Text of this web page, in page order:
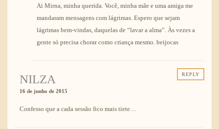
Ai Mirna, minha querida. Você, minha mãe e uma amiga me
mandaram mensagens com lágrimas. Espero que sejam
lágrimas bem-vindas, daquelas de “lavar a alma”. Às vezes a
gente só precisa chorar como criança mesmo. beijocas
REPLY
NILZA
16 de junho de 2015
Confesso que a cada sessão fico mais tiete…